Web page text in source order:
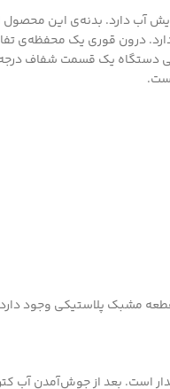
حدود از 1.9لیتر گنجایش
1 لیتر گنجایش دارد. درون
دستگاه یک قسمت شفاف
مشبک پلاستیکی وجود دارد
است. بعد از جوش‌آمدن آب